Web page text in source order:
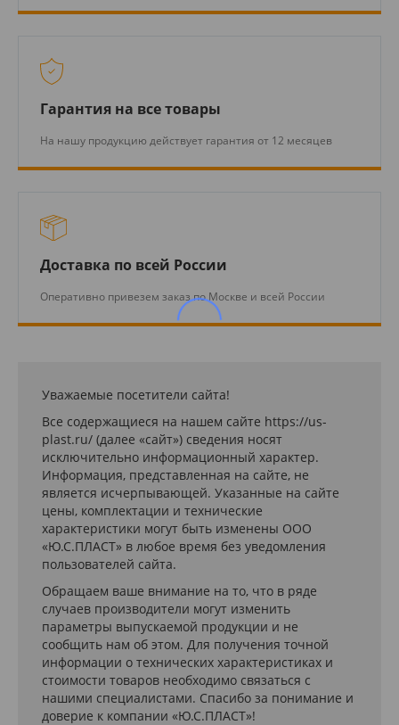
Гарантия на все товары
На нашу продукцию действует гарантия от 12 месяцев
Доставка по всей России
Оперативно привезем заказ по Москве и всей России
Уважаемые посетители сайта!
Все содержащиеся на нашем сайте https://us-
plast.ru/ (далее «сайт») сведения носят
исключительно информационный характер.
Информация, представленная на сайте, не
является исчерпывающей. Указанные на сайте
цены, комплектации и технические
характеристики могут быть изменены ООО
«Ю.С.ПЛАСТ» в любое время без уведомления
пользователей сайта.
Обращаем ваше внимание на то, что в ряде
случаев производители могут изменить
параметры выпускаемой продукции и не
сообщить нам об этом. Для получения точной
информации о технических характеристиках и
стоимости товаров необходимо связаться с
нашими специалистами. Спасибо за понимание и
доверие к компании «Ю.С.ПЛАСТ»!